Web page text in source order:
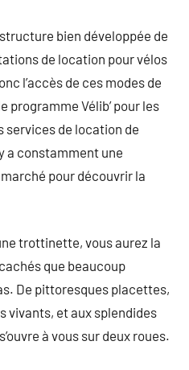
bien développée de
de location pour vélos
l’accès de ces modes de
programme Vélib’ pour les
services de location de
a constamment une
pour découvrir la
trottinette, vous aurez la
que beaucoup
De pittoresques placettes,
vivants, et aux splendides
à vous sur deux roues.